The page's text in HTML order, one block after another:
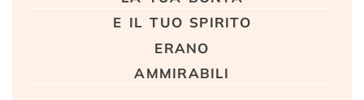
e il tuo spirito
erano
ammirabili